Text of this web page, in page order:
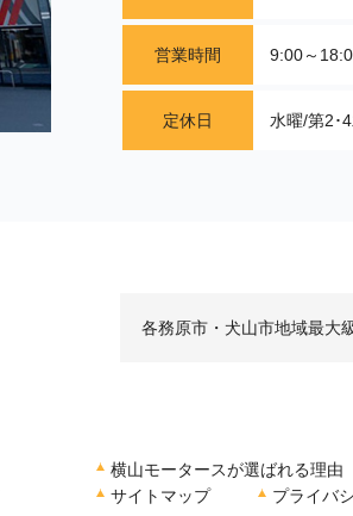
営業時間 9:00～
定休日 水曜/第2･
各務原市・犬山市地域最大
横山モータースが選ばれる理由
サイトマップ
プライバ